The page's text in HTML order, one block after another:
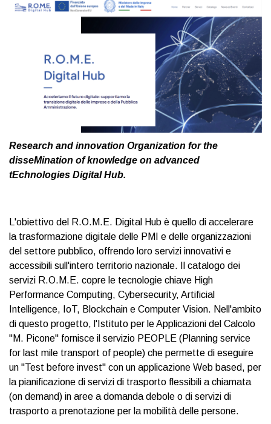
Research and innovation Organization for the
disseMination of knowledge on advanced
tEchnologies Digital Hub.
L'obiettivo del R.O.M.E. Digital Hub è quello di accelerare
la trasformazione digitale delle PMI e delle organizzazioni
del settore pubblico, offrendo loro servizi innovativi e
accessibili sull'intero territorio nazionale. Il catalogo dei
servizi R.O.M.E. copre le tecnologie chiave High
Performance Computing, Cybersecurity, Artificial
Intelligence, IoT, Blockchain e Computer Vision. Nell'ambito
di questo progetto, l'Istituto per le Applicazioni del Calcolo
"M. Picone" fornisce il servizio PEOPLE (Planning service
for last mile transport of people) che permette di eseguire
un "Test before invest" con un applicazione Web based, per
la pianificazione di servizi di trasporto flessibili a chiamata
(on demand) in aree a domanda debole o di servizi di
trasporto a prenotazione per la mobilità delle persone.